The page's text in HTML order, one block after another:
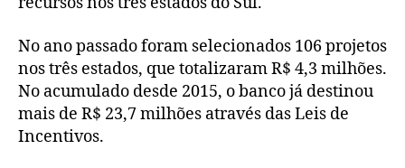
No ano passado foram selecionados 106 projetos
nos três estados, que totalizaram R$ 4,3 milhões.
No acumulado desde 2015, o banco já destinou
mais de R$ 23,7 milhões através das Leis de
Incentivos.